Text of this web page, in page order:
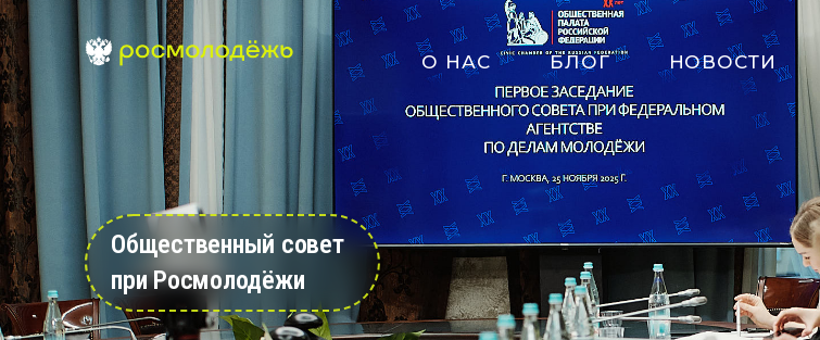
О НАС БЛОГ НОВОСТИ
Общественный совет
при Росмолодёжи